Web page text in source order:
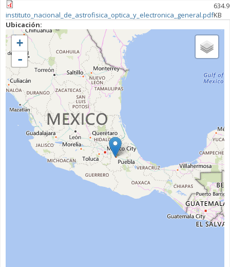
instituto_nacional_de_astrofisica_optica_y_electronica_general.pdfKB
Ubicación:
+
-